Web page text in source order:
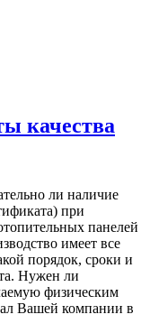
качества
ли наличие
при
панелей
имеет все
порядок, сроки и
Нужен ли
физическим
Вашей компании в